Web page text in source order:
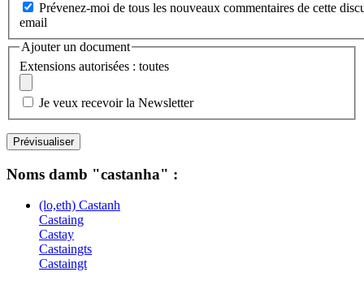
Prévenez-moi de tous les nouveaux commentaires de cette
email
Ajouter un document
Extensions autorisées : toutes
Je veux recevoir la Newsletter
Noms damb "castanha" :
(lo,eth) Castanh
Castaing
Castay
Castaingts
Castaingt